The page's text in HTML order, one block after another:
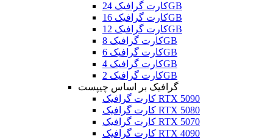
کارت گرافیک 24GB
کارت گرافیک 16GB
کارت گرافیک 12GB
کارت گرافیک 8GB
کارت گرافیک 6GB
کارت گرافیک 4GB
کارت گرافیک 2GB
گرافیک بر اساس چیپست
کارت گرافیک RTX 5090
کارت گرافیک RTX 5080
کارت گرافیک RTX 5070
کارت گرافیک RTX 4090